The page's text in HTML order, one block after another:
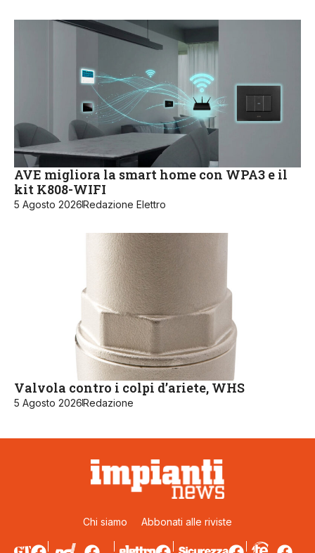
AVE migliora la smart home con WPA3 e il
kit K808-WIFI
5 Agosto 2026Redazione Elettro
Valvola contro i colpi d’ariete, WHS
5 Agosto 2026Redazione
Chi siamo Abbonati alle riviste